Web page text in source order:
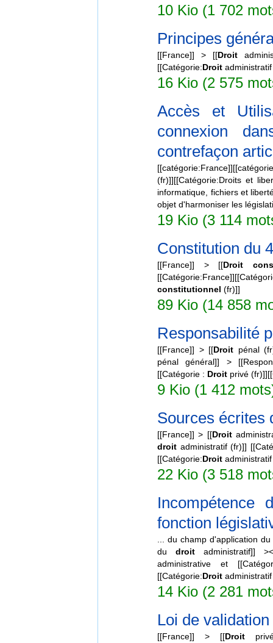
10 Kio (1 702
Principes
[[France]] > [[Droit
[[Catégorie:Droit
16 Kio (2 575
Accès et
connexion
contrefaçon
(fr)]][[Catégorie:Droits et
informatique, fichiers et
objet d'harmoniser les
19 Kio (3 114
Constitution du
[[France]] > [[Droit
constitutionnel (fr)]]
89 Kio (14 858
Responsabilité
[[France]] > [[Droit pénal
pénal général]] >
[[Catégorie : Droit privé
9 Kio (1 412
Sources écrites
[[France]] > [[Droit
droit administratif (fr)]]
[[Catégorie:Droit
22 Kio (3 518
fonction
... du champ d'application du
du droitadministratif]]
administrative et
[[Catégorie:Droit
14 Kio (2 281
Loi de
[[France]] > [[Droit